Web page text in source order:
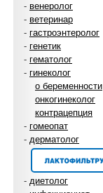
- венеролог
- ветеринар
- гастроэнтеролог
- генетик
- гематолог
- гинеколог
о беременности
онкогинеколог
контрацепция
- гомеопат
- дерматолог
- диетолог